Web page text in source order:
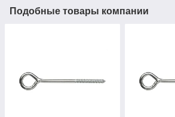
Подобные товары компании